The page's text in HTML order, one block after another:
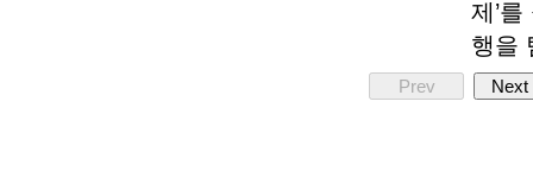
제’
행을
Prev Next